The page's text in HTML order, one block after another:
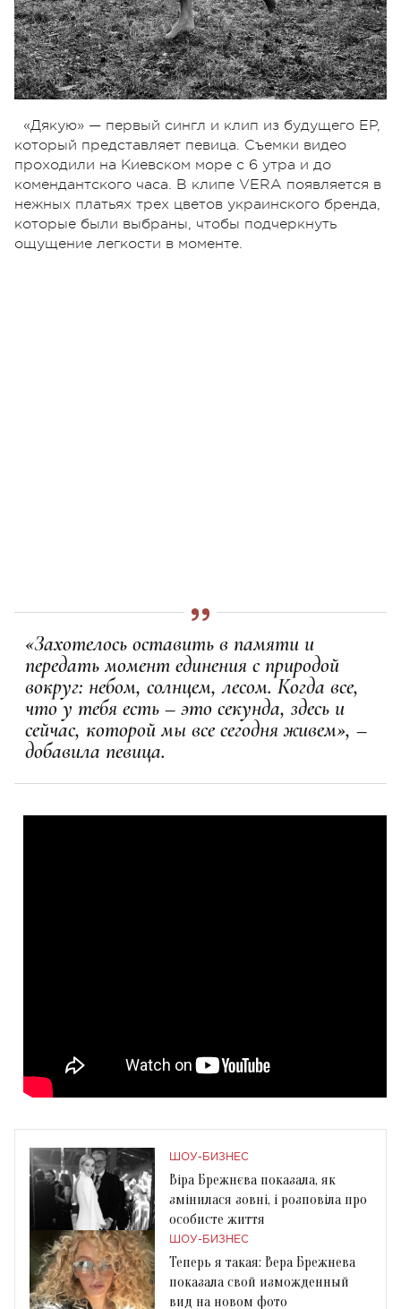
«Дякую» — первый сингл и клип из будущего EP,
который представляет певица. Съемки видео
проходили на Киевском море с 6 утра и до
комендантского часа. В клипе VERA появляется в
нежных платьях трех цветов украинского бренда,
которые были выбраны, чтобы подчеркнуть
ощущение легкости в моменте.
«Захотелось оставить в памяти и
передать момент единения с природой
вокруг: небом, солнцем, лесом. Когда все,
что у тебя есть – это секунда, здесь и
сейчас, которой мы все сегодня живем», –
добавила певица.
ШОУ-БИЗНЕС
Віра Брежнєва показала, як
змінилася зовні, і розповіла про
особисте життя
ШОУ-БИЗНЕС
Теперь я такая: Вера Брежнева
показала свой изможденный
вид на новом фото